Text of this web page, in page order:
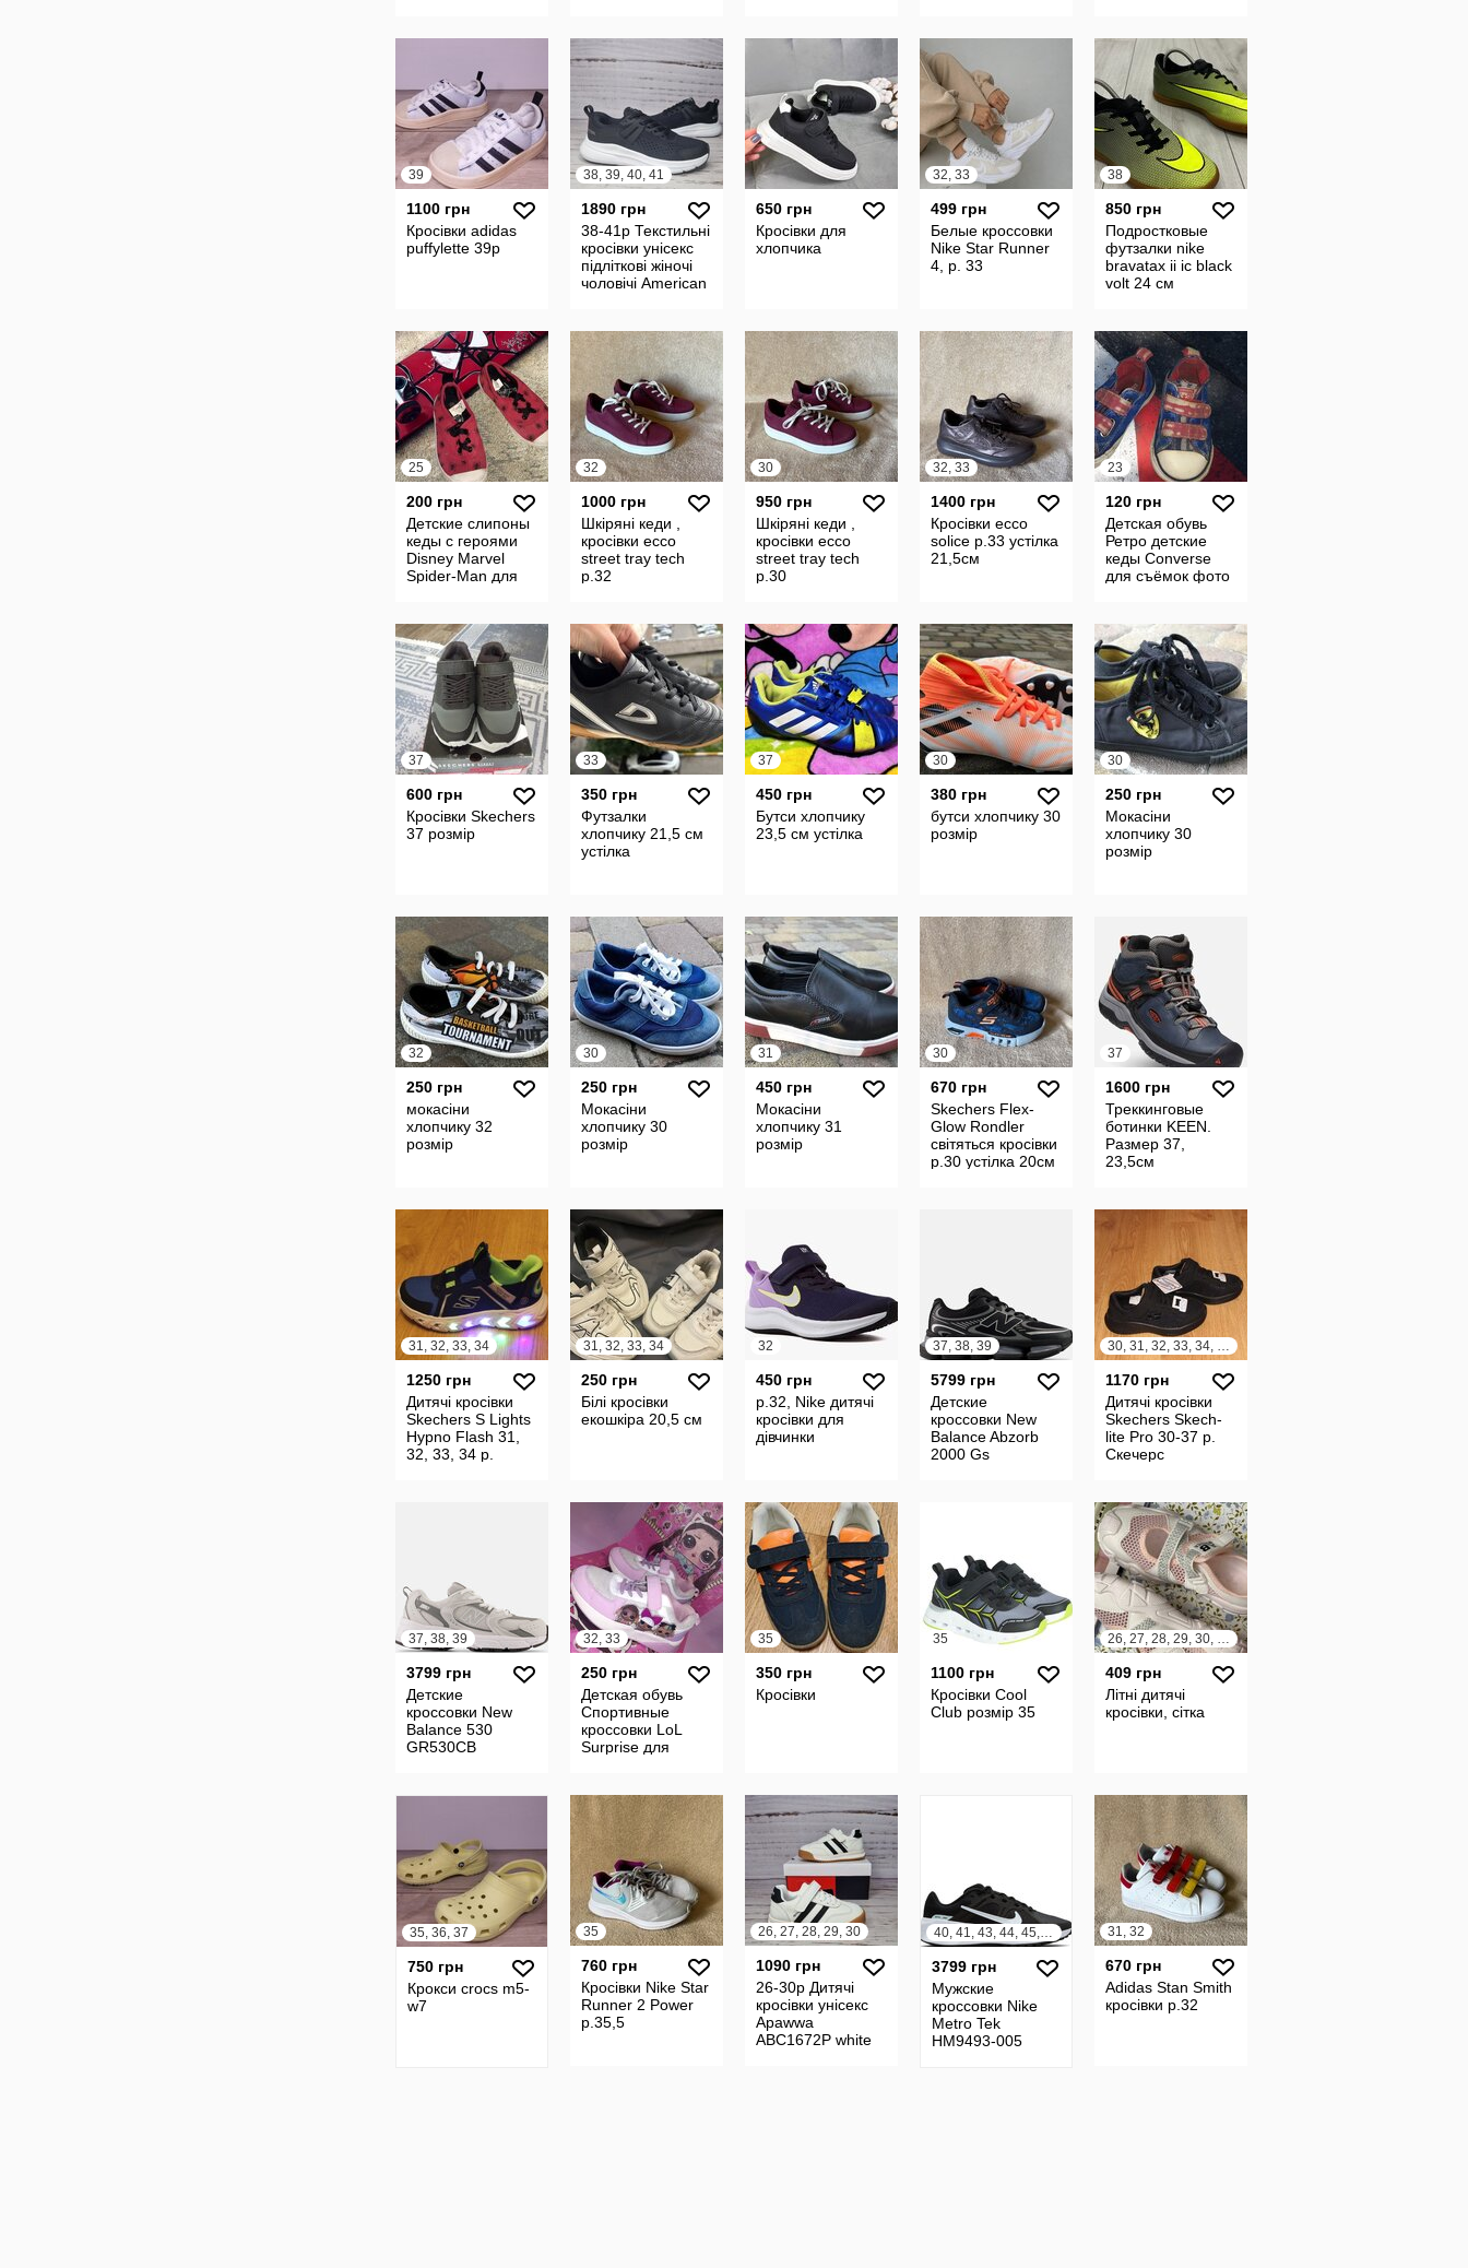
39
1100 грн
Кросівки adidas
puffylette 39р
38, 39, 40, 41
1890 грн
38-41р Текстильні
кросівки унісекс
підліткові жіночі
чоловічі American
650 грн
Кросівки для
хлопчика
32, 33
499 грн
Белые кроссовки
Nike Star Runner
4, р. 33
38
850 грн
Подростковые
футзалки nike
bravatax ii ic black
volt 24 см
25
200 грн
Детские слипоны
кеды с героями
Disney Marvel
Spider-Man для
стелька 16,5 см
32
1000 грн
Шкіряні кеди ,
кросівки ecco
street tray tech
р.32
30
950 грн
Шкіряні кеди ,
кросівки ecco
street tray tech
р.30
32, 33
1400 грн
Кросівки ecco
solice р.33 устілка
21,5см
23
120 грн
Детская обувь
Ретро детские
кеды Converse
для съёмок фото
стелька 14,5 см
37
600 грн
Кросівки Skechers
37 розмір
33
350 грн
Футзалки
хлопчику 21,5 см
устілка
37
450 грн
Бутси хлопчику
23,5 см устілка
30
380 грн
бутси хлопчику 30
розмір
30
250 грн
Мокасіни
хлопчику 30
розмір
32
250 грн
мокасіни
хлопчику 32
розмір
30
250 грн
Мокасіни
хлопчику 30
розмір
31
450 грн
Мокасіни
хлопчику 31
розмір
30
670 грн
Skechers Flex-
Glow Rondler
світяться кросівки
р.30 устілка 20см
37
1600 грн
Треккинговые
ботинки KEEN.
Размер 37,
23,5см
31, 32, 33, 34
1250 грн
Дитячі кросівки
Skechers S Lights
Hypno Flash 31,
32, 33, 34 р.
31, 32, 33, 34
250 грн
Білі кросівки
екошкіра 20,5 см
32
450 грн
р.32, Nike дитячі
кросівки для
дівчинки
37, 38, 39
5799 грн
Детские
кроссовки New
Balance Abzorb
2000 Gs
30, 31, 32, 33, 34, 35, 36, 37
1170 грн
Дитячі кросівки
Skechers Skech-
lite Pro 30-37 р.
Скечерс
37, 38, 39
3799 грн
Детские
кроссовки New
Balance 530
GR530CB
32, 33
250 грн
Детская обувь
Спортивные
кроссовки LoL
Surprise для
см
35
350 грн
Кросівки
35
1100 грн
Кросівки Cool
Club розмір 35
26, 27, 28, 29, 30, 31, 32, 33, 34
409 грн
Літні дитячі
кросівки, сітка
35, 36, 37
750 грн
Крокси crocs m5-
w7
35
760 грн
Кросівки Nike Star
Runner 2 Power
р.35,5
26, 27, 28, 29, 30
1090 грн
26-30р Дитячі
кросівки унісекс
Apawwa
ABC1672P white
40, 41, 43, 44, 45, 46, 47
3799 грн
Мужские
кроссовки Nike
Metro Tek
HM9493-005
31, 32
670 грн
Adidas Stan Smith
кросівки р.32